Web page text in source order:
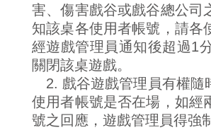
害、傷害戲谷或戲谷總公司
知該桌各使用者帳號，請各
經遊戲管理員通知後超過1
關閉該桌遊戲。
2. 戲谷遊戲管理員有權隨
使用者帳號是否在場，如經
號之回應，遊戲管理員得強